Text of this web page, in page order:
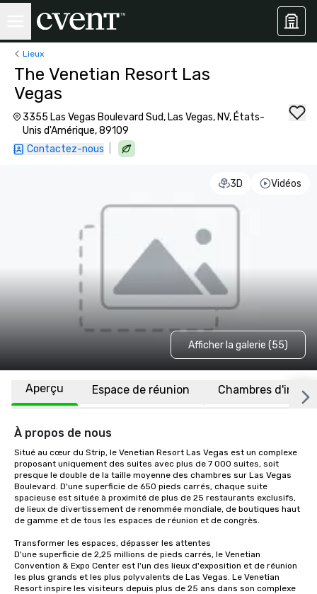
Lieux
The Venetian Resort Las
Vegas
3355 Las Vegas Boulevard Sud, Las Vegas, NV, États-
Unis d'Amérique, 89109
Contactez-nous
3D Vidéos
Afficher la galerie (55)
Aperçu Espace de réunion Chambres
À propos de nous
Situé au cœur du Strip, le Venetian Resort Las Vegas est un complexe
proposant uniquement des suites avec plus de 7 000 suites, soit
presque le double de la taille moyenne des chambres sur Las Vegas
Boulevard. D'une superficie de 650 pieds carrés, chaque suite
spacieuse est située à proximité de plus de 25 restaurants exclusifs,
de lieux de divertissement de renommée mondiale, de boutiques haut
de gamme et de tous les espaces de réunion et de congrès.
Transformer les espaces, dépasser les attentes
D'une superficie de 2,25 millions de pieds carrés, le Venetian
Convention & Expo Center est l'un des lieux d'exposition et de réunion
les plus grands et les plus polyvalents de Las Vegas. Le Venetian
Resort inspire les visiteurs depuis plus de 25 ans dans son complexe